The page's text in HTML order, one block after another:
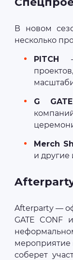
В новом
несколько
PITCH
G
Merch
и
Afterparty —
GATE CONF
мероприятие
соберет